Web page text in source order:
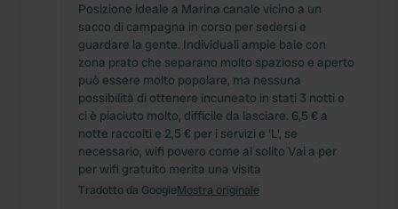
Posizione ideale a Marina canale vicino a un
sacco di campagna in corso per sedersi e
guardare la gente. Individuali ampie baie con
zona prato che separano molto spazioso e aperto
può essere molto popolare, ma nessuna
possibilità di ottenere incuneato in stati 3 notti e
ci è piaciuto molto, difficile da lasciare. 6,5 € a
notte raccolti e 2,5 € per i servizi e 'L', se
necessario, wifi povero come al solito Vai a per
per wifi gratuito merita una visita
Tradotto da GoogleMostra originale